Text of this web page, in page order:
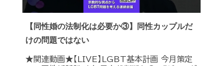
【同性婚の法制化は必要か③】同性カップルだ
けの問題ではない
★関連動画★【LIVE】LGBT基本計画 今月策定